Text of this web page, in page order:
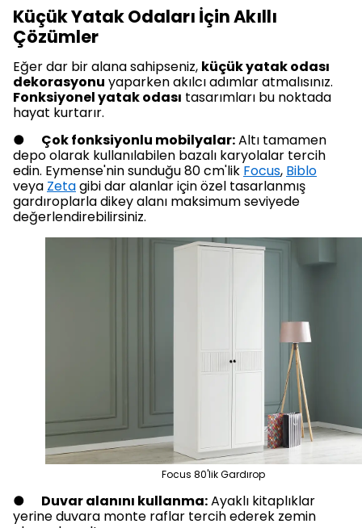
Küçük Yatak Odaları İçin Akıllı
Çözümler
Eğer dar bir alana sahipseniz, küçük yatak odası
dekorasyonu yaparken akılcı adımlar atmalısınız.
Fonksiyonel yatak odası tasarımları bu noktada
hayat kurtarır.
● Çok fonksiyonlu mobilyalar:Altı tamamen
depo olarak kullanılabilen bazalı karyolalar tercih
edin. Eymense'nin sunduğu 80 cm'lik Focus, Biblo
veya Zetagibi dar alanlar için özel tasarlanmış
gardıroplarla dikey alanı maksimum seviyede
değerlendirebilirsiniz.
Focus 80'lik Gardırop
● Duvar alanını kullanma:Ayaklı kitaplıklar
yerine duvara monte raflar tercih ederek zemin